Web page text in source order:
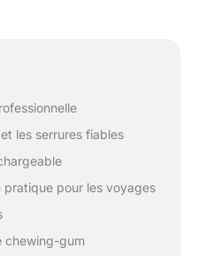
les serrures fiables
pratique pour les voyages
chewing-gum